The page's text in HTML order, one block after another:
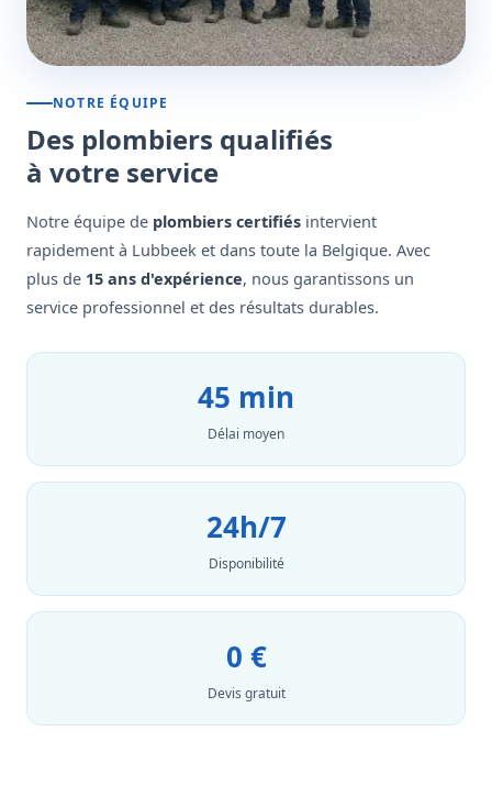
NOTRE ÉQUIPE
Des plombiers qualifiés
à votre service
Notre équipe de plombiers certifiés intervient
rapidement à Lubbeek et dans toute la Belgique. Avec
plus de 15 ans d'expérience, nous garantissons un
service professionnel et des résultats durables.
45 min
Délai moyen
24h/7
Disponibilité
0 €
Devis gratuit